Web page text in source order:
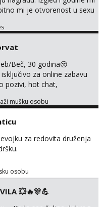
mi je otvorenost u sexu
ako je moguce prvi mail
Beč, 30 godina😚
za online zabavu
pozivi, hot chat,
Instagram:
👈
BRZO TU I TU PISITE
Moguće
JAVI MI SE I
mušku osobu
za redovita druženja
osobu
💥🔥🎊💪